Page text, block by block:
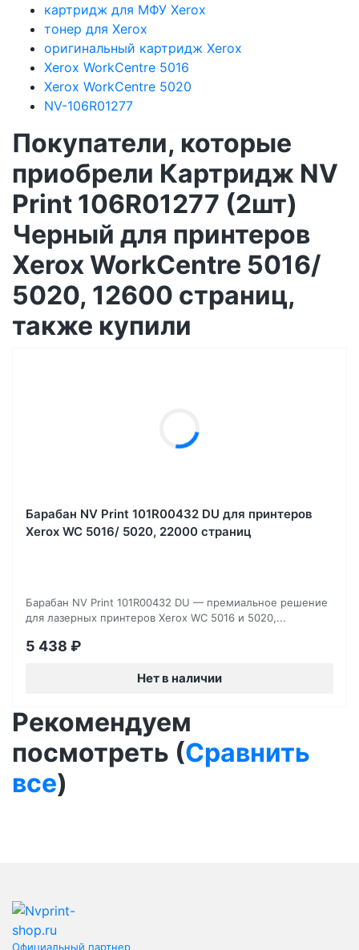
картридж для МФУ Xerox
тонер для Xerox
оригинальный картридж Xerox
Xerox WorkCentre 5016
Xerox WorkCentre 5020
NV-106R01277
Покупатели, которые
приобрели Картридж NV
Print 106R01277 (2шт)
Черный для принтеров
Xerox WorkCentre 5016/
5020, 12600 страниц,
также купили
Барабан NV Print 101R00432 DU для принтеров
Xerox WC 5016/ 5020, 22000 страниц
Барабан NV Print 101R00432 DU — премиальное решение
для лазерных принтеров Xerox WC 5016 и 5020,...
5 438 ₽
Нет в наличии
Рекомендуем
посмотреть (Сравнить
все)
Официальный партнер